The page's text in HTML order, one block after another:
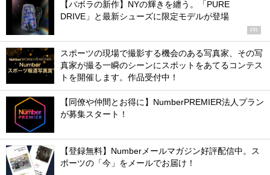
【バボラの新作】NYの輝きを纏う。「PURE
DRIVE」と最新シューズに限定モデルが登場
PR
スポーツの現場で撮影する機会のある写真家、その写
真家が撮る一瞬のシーンにスポットをあてるコンテス
トを開催します。作品受付中！
【同僚や仲間とお得に】NumberPREMIER法人プラン
が募集スタート！
【登録無料】Numberメールマガジン好評配信中。ス
ポーツの「今」をメールでお届け！